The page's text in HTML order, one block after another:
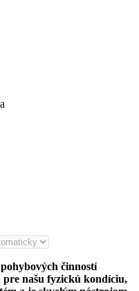
činností
našu fyzickú kondíciu,